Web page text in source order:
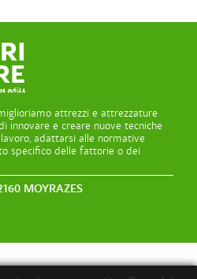
attrezzi e attrezzature
innovare e creare nuove tecniche
adattarsi alle normative
specifico delle fattorie o dei
MOYRAZES